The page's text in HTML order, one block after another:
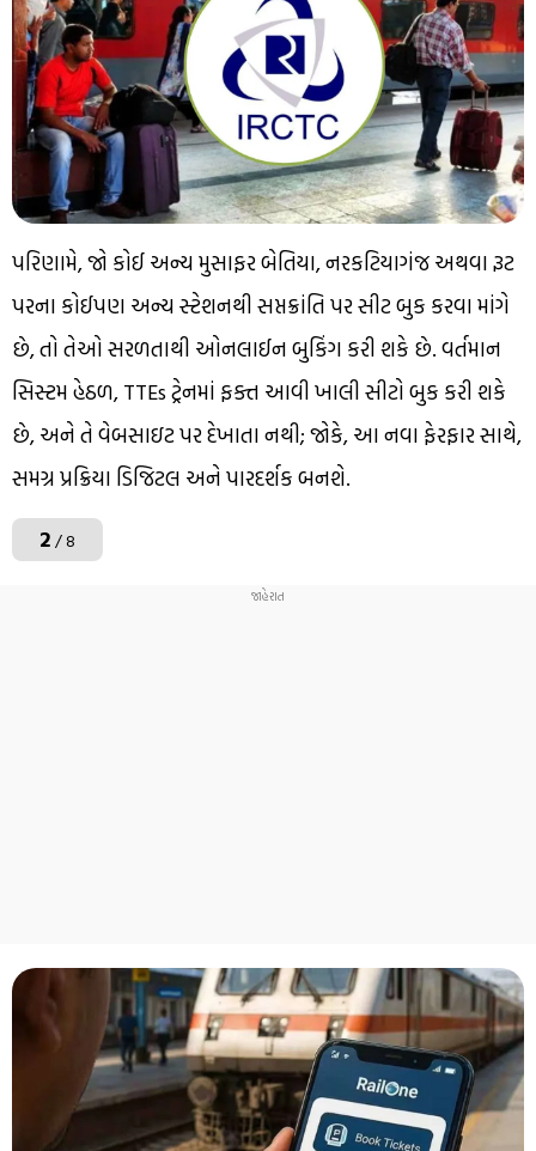
પરિણામે, જો કોઈ અન્ય મુસાફર બેતિયા, નરકટિયાગંજ અથવા રૂટ
પરના કોઈપણ અન્ય સ્ટેશનથી સપ્તક્રાંતિ પર સીટ બુક કરવા માંગે
છે, તો તેઓ સરળતાથી ઓનલાઈન બુકિંગ કરી શકે છે. વર્તમાન
સિસ્ટમ હેઠળ, TTEs ટ્રેનમાં ફક્ત આવી ખાલી સીટો બુક કરી શકે
છે, અને તે વેબસાઇટ પર દેખાતા નથી; જોકે, આ નવા ફેરફાર સાથે,
સમગ્ર પ્રક્રિયા ડિજિટલ અને પારદર્શક બનશે.
2/ 8